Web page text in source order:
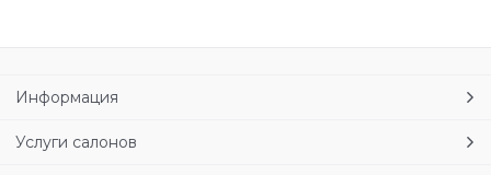
Информация
Услуги салонов